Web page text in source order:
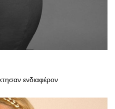
ενδιαφέρον